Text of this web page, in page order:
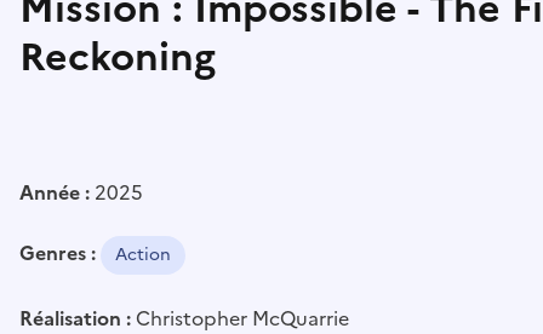
Reckoning
Année : 2025
Genres : Action
Réalisation : Christopher McQuarrie